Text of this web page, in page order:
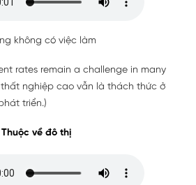
không có việc làm
rates remain a challenge in many
thất nghiệp cao vẫn là thách thức ở
triển.)
về đô thị